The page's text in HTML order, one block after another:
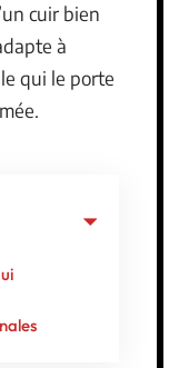
cuir bien
à
qui le porte